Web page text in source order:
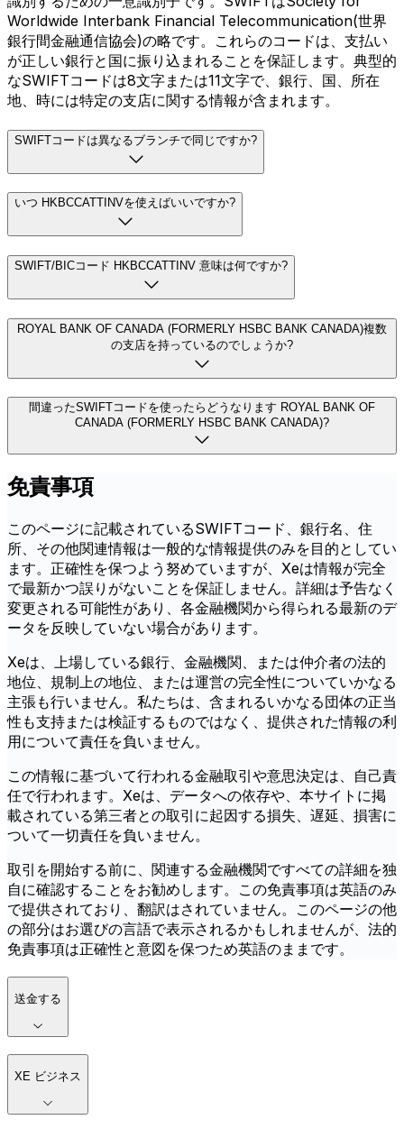
Worldwide Interbank Financial Telecommunication(世界
銀行間金融通信協会)の略です。これらのコードは、支払い
が正しい銀行と国に振り込まれることを保証します。典型的
なSWIFTコードは8文字または11文字で、銀行、国、所在
地、時には特定の支店に関する情報が含まれます。
SWIFTコードは異なるブランチで同じですか?
いつ HKBCCATTINVを使えばいいですか?
SWIFT/BICコード HKBCCATTINV 意味は何ですか?
ROYAL BANK OF CANADA (FORMERLY HSBC BANK CANADA)複数
の支店を持っているのでしょうか?
間違ったSWIFTコードを使ったらどうなります ROYAL BANK OF
CANADA (FORMERLY HSBC BANK CANADA)?
免責事項
このページに記載されているSWIFTコード、銀行名、住
所、その他関連情報は一般的な情報提供のみを目的としてい
ます。正確性を保つよう努めていますが、Xeは情報が完全
で最新かつ誤りがないことを保証しません。詳細は予告なく
変更される可能性があり、各金融機関から得られる最新のデ
ータを反映していない場合があります。
Xeは、上場している銀行、金融機関、または仲介者の法的
地位、規制上の地位、または運営の完全性についていかなる
主張も行いません。私たちは、含まれるいかなる団体の正当
性も支持または検証するものではなく、提供された情報の利
用について責任を負いません。
この情報に基づいて行われる金融取引や意思決定は、自己責
任で行われます。Xeは、データへの依存や、本サイトに掲
載されている第三者との取引に起因する損失、遅延、損害に
ついて一切責任を負いません。
取引を開始する前に、関連する金融機関ですべての詳細を独
自に確認することをお勧めします。この免責事項は英語のみ
で提供されており、翻訳はされていません。このページの他
の部分はお選びの言語で表示されるかもしれませんが、法的
免責事項は正確性と意図を保つため英語のままです。
送金する
XE ビジネス